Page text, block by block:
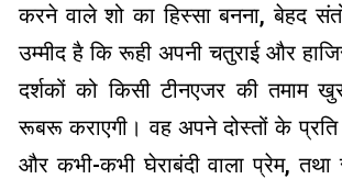
करने वाले शो का हिस्सा बनना, बेहद
उम्मीद है कि रूही अपनी चतुराई और
दर्शकों को किसी टीनएजर की तमाम
रूबरू कराएगी। वह अपने दोस्तों के
और कभी-कभी घेराबंदी वाला प्रेम,